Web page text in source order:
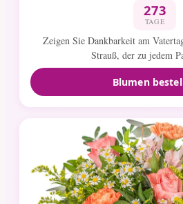
273
TAGE
Zeigen Sie Dankbarkeit am
Strauß, der zu jedem
Blumen